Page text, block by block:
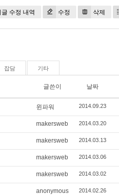
수정 내역 수정 삭제
잡담 기타
글쓴이 날짜
윈파워 2014.09.23
makersweb 2014.03.20
makersweb 2014.03.13
makersweb 2014.03.06
makersweb 2014.03.02
anonymous 2014.02.26